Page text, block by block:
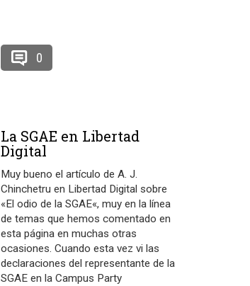
0
La SGAE en Libertad
Digital
Muy bueno el artículo de A. J.
Chinchetru en Libertad Digital sobre
«El odio de la SGAE«, muy en la línea
de temas que hemos comentado en
esta página en muchas otras
ocasiones. Cuando esta vez vi las
declaraciones del representante de la
SGAE en la Campus Party